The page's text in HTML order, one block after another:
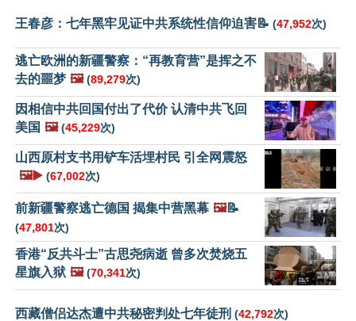
王春彦：七年黑牢见证中共系统性信仰迫害📝 (47,952次)
逃亡欧洲的新疆警察：“再教育营”是挥之不
去的噩梦 🖼️ (89,279次)
因相信中共回国付出了代价 认清中共飞回
美国 🖼️ (45,229次)
山西原村支书用铲车活埋村民 引全网震怒
🖼️▶️ (67,002次)
前新疆警察逃亡德国 揭集中营黑幕 🖼️📝
(47,801次)
香港“反共斗士”古思尧病逝 曾多次焚烧五
星旗入狱 🖼️ (70,341次)
西藏僧侣达杰遭中共秘密判处七年徒刑 (42,792次)